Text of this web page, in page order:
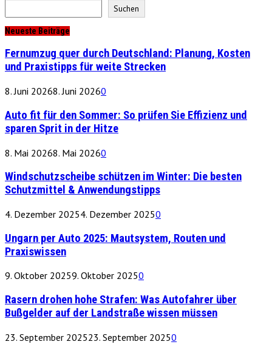
Suchen
Neueste Beiträge
Fernumzug quer durch Deutschland: Planung, Kosten
und Praxistipps für weite Strecken
8. Juni 20268. Juni 20260
Auto fit für den Sommer: So prüfen Sie Effizienz und
sparen Sprit in der Hitze
8. Mai 20268. Mai 20260
Windschutzscheibe schützen im Winter: Die besten
Schutzmittel & Anwendungstipps
4. Dezember 20254. Dezember 20250
Ungarn per Auto 2025: Mautsystem, Routen und
Praxiswissen
9. Oktober 20259. Oktober 20250
Rasern drohen hohe Strafen: Was Autofahrer über
Bußgelder auf der Landstraße wissen müssen
23. September 202523. September 20250